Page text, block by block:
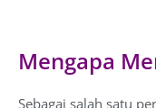
Mengapa
Sebagai salah satu